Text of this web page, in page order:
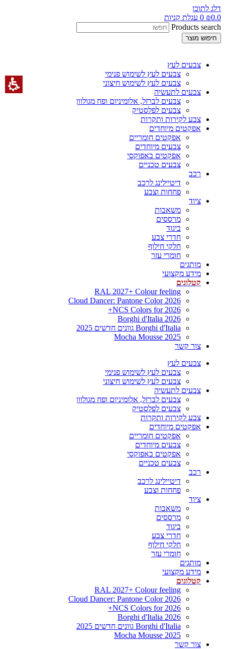
דלג לתוכן
₪0.0
0 עגלת קניות
Products search
חיפוש מוצר
צבעים לעץ
צבעים לעץ לשימוש פנימי
צבעים לעץ לשימוש חיצוני
צבעים לתעשיה
צבעים לברזל, אלומיניום ופח מגולוון
צבעים לפלסטיק
צבע לקירות ותקרות
אפקטים מיוחדים
אפקטים חומריים
צבעים מיוחדים
אפקטים באפוקסי
צבעים טכניים
רכב
דיטיילינג לרכב
פחחות וצבע
ציוד
משאבות
מרססים
ביגוד
חדרי צבע
חלקי חילוף
חומרי עזר
מותגים
מידע מקצועי
קטלוגים
RAL 2027+ Colour feeling
Cloud Dancer: Pantone Color 2026
NCS Colors for 2026+
Borghi d'Italia 2026
Borghi d'Italia גוונים חדשים 2025
Mocha Mousse 2025
צור קשר
צבעים לעץ
צבעים לעץ לשימוש פנימי
צבעים לעץ לשימוש חיצוני
צבעים לתעשיה
צבעים לברזל, אלומיניום ופח מגולוון
צבעים לפלסטיק
צבע לקירות ותקרות
אפקטים מיוחדים
אפקטים חומריים
צבעים מיוחדים
אפקטים באפוקסי
צבעים טכניים
רכב
דיטיילינג לרכב
פחחות וצבע
ציוד
משאבות
מרססים
ביגוד
חדרי צבע
חלקי חילוף
חומרי עזר
מותגים
מידע מקצועי
קטלוגים
RAL 2027+ Colour feeling
Cloud Dancer: Pantone Color 2026
NCS Colors for 2026+
Borghi d'Italia 2026
Borghi d'Italia גוונים חדשים 2025
Mocha Mousse 2025
צור קשר